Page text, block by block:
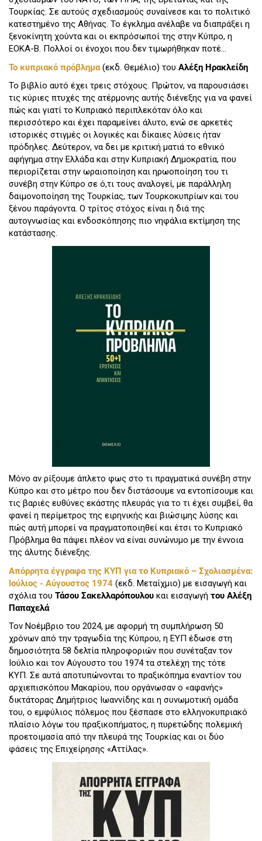
Τουρκίας. Σε αυτούς σχεδιασμούς συναίνεσε και το πολιτικό
κατεστημένο της Αθήνας. Το έγκλημα ανέλαβε να διαπράξει η
ξενοκίνητη χούντα και οι εκπρόσωποί της στην Κύπρο, η
ΕΟΚΑ-Β. Πολλοί οι ένοχοι που δεν τιμωρήθηκαν ποτέ...
Το κυπριακό πρόβλημα(εκδ. Θεμέλιο) του Αλέξη Ηρακλείδη
Το βιβλίο αυτό έχει τρεις στόχους. Πρώτον, να παρουσιάσει
τις κύριες πτυχές της ατέρμονης αυτής διένεξης για να φανεί
πώς και γιατί το Κυπριακό περιπλεκόταν όλο και
περισσότερο και έχει παραμείνει άλυτο, ενώ σε αρκετές
ιστορικές στιγμές οι λογικές και δίκαιες λύσεις ήταν
πρόδηλες. Δεύτερον, να δει με κριτική ματιά το εθνικό
αφήγημα στην Ελλάδα και στην Κυπριακή Δημοκρατία, που
περιορίζεται στην ωραιοποίηση και ηρωοποίηση του τι
συνέβη στην Κύπρο σε ό,τι τους αναλογεί, με παράλληλη
δαιμονοποίηση της Τουρκίας, των Τουρκοκυπρίων και του
ξένου παράγοντα. Ο τρίτος στόχος είναι η διά της
αυτογνωσίας και ενδοσκόπησης πιο νηφάλια εκτίμηση της
κατάστασης.
Μόνο αν ρίξουμε άπλετο φως στο τι πραγματικά συνέβη στην
Κύπρο και στο μέτρο που δεν διστάσουμε να εντοπίσουμε και
τις βαριές ευθύνες εκάστης πλευράς για το τι έχει συμβεί, θα
φανεί η περίμετρος της ειρηνικής και βιώσιμης λύσης και
πώς αυτή μπορεί να πραγματοποιηθεί και έτσι το Κυπριακό
Πρόβλημα θα πάψει πλέον να είναι συνώνυμο με την έννοια
της άλυτης διένεξης.
Απόρρητα έγγραφα της ΚΥΠ για το Κυπριακό – Σχολιασμένα:
Ιούλιος - Αύγουστος 1974 (εκδ. Μεταίχμιο) με εισαγωγή και
σχόλια του Τάσου Σακελλαρόπουλου και εισαγωγή του Αλέξη
Παπαχελά
Τον Νοέμβριο του 2024, με αφορμή τη συμπλήρωση 50
χρόνων από την τραγωδία της Κύπρου, η ΕΥΠ έδωσε στη
δημοσιότητα 58 δελτία πληροφοριών που συνέταξαν τον
Ιούλιο και τον Αύγουστο του 1974 τα στελέχη της τότε
ΚΥΠ. Σε αυτά αποτυπώνονται το πραξικόπημα εναντίον του
αρχιεπισκόπου Μακαρίου, που οργάνωσαν ο «αφανής»
δικτάτορας Δημήτριος Ιωαννίδης και η συνωμοτική ομάδα
του, ο εμφύλιος πόλεμος που ξέσπασε στο ελληνοκυπριακό
πλαίσιο λόγω του πραξικοπήματος, η πυρετώδης πολεμική
προετοιμασία από την πλευρά της Τουρκίας και οι δύο
φάσεις της Επιχείρησης «Αττίλας».